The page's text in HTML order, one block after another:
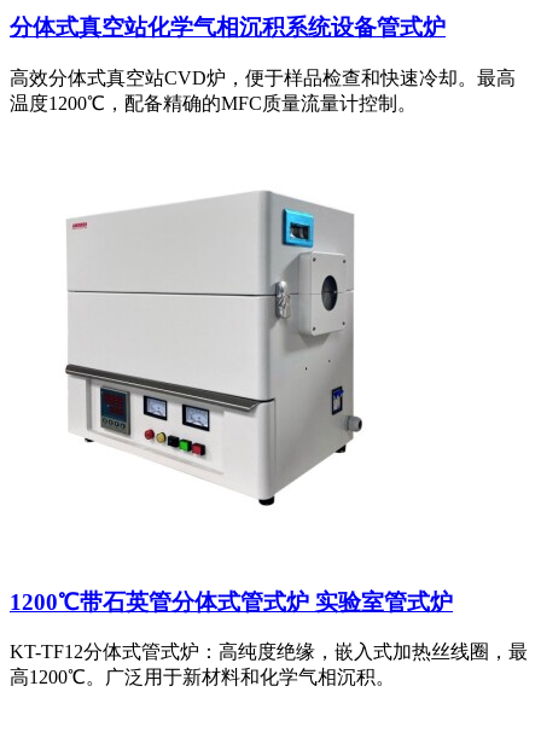
分体式真空站化学气相沉积系统设备管式炉
高效分体式真空站CVD炉，便于样品检查和快速冷却。最高
温度1200℃，配备精确的MFC质量流量计控制。
1200℃带石英管分体式管式炉 实验室管式炉
KT-TF12分体式管式炉：高纯度绝缘，嵌入式加热丝线圈，最
高1200℃。广泛用于新材料和化学气相沉积。